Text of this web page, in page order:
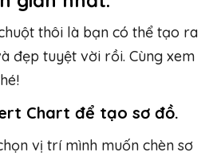
thôi là bạn có thể tạo ra
đẹp tuyệt vời rồi. Cùng xem
Chart để tạo sơ đồ.
vị trí mình muốn chèn sơ